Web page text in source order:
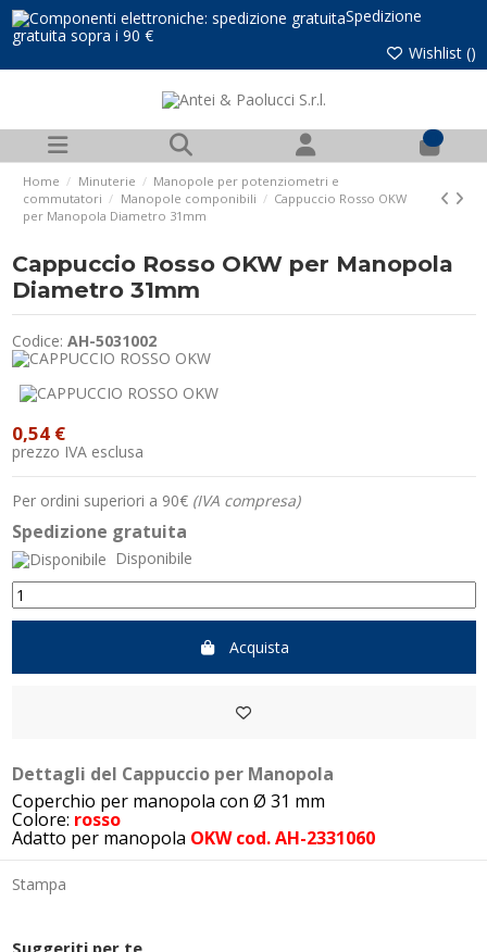
Spedizione
gratuita sopra i 90 €
Wishlist ()
Home Minuterie
Manopole per potenziometri e
commutatori
Manopole componibili
Cappuccio Rosso OKW
per Manopola Diametro 31mm
Cappuccio Rosso OKW per Manopola
Diametro 31mm
Codice: AH-5031002
0,54 €
prezzo IVA esclusa
Per ordini superiori a 90€ (IVA compresa)
Spedizione gratuita
Disponibile
Acquista
Dettagli del Cappuccio per Manopola
Coperchio per manopola con Ø 31 mm
Colore: rosso
Adatto per manopola OKW cod. AH-2331060
Stampa
Suggeriti per te